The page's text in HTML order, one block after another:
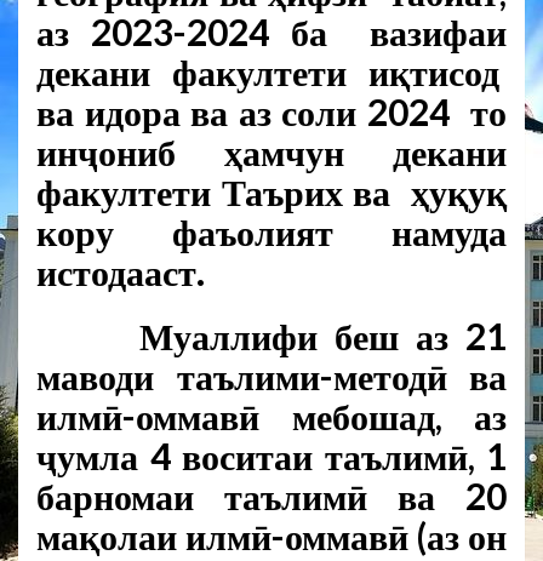
аз 2023-2024 ба вазифаи
декани факултети иқтисод
ва идора ва аз соли 2024 то
инҷониб ҳамчун декани
факултети Таърих ва ҳуқуқ
кору фаъолият намуда
истодааст.
Муаллифи беш аз 21
маводи таълими-методӣ ва
илмӣ-оммавӣ мебошад, аз
ҷумла 4 воситаи таълимӣ, 1
барномаи таълимӣ ва 20
мақолаи илмӣ-оммавӣ (аз он